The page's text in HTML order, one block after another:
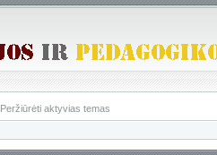
Peržiūrėti aktyvias temas